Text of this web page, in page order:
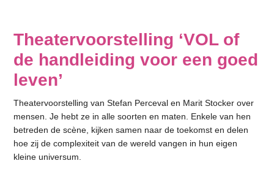
Theatervoorstelling ‘VOL of
de handleiding voor een goed
leven’
Theatervoorstelling van Stefan Perceval en Marit Stocker over
mensen. Je hebt ze in alle soorten en maten. Enkele van hen
betreden de scène, kijken samen naar de toekomst en delen
hoe zij de complexiteit van de wereld vangen in hun eigen
kleine universum.